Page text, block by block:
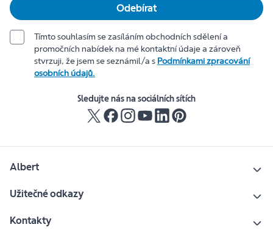
Odebírat
Tímto souhlasím se zasíláním obchodních sdělení a
promočních nabídek na mé kontaktní údaje a zároveň
stvrzuji, že jsem se seznámil/a s Podmínkami zpracování
osobních údajů.
Sledujte nás na sociálních sítích
Albert
Užitečné odkazy
Kontakty